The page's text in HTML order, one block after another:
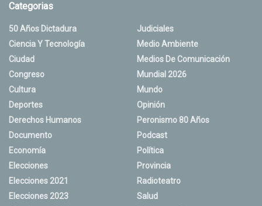
Categorias
50 Años Dictadura
Ciencia Y Tecnología
Ciudad
Congreso
Cultura
Deportes
Derechos Humanos
Documento
Economía
Elecciones
Elecciones 2021
Elecciones 2023
Judiciales
Medio Ambiente
Medios De Comunicación
Mundial 2026
Mundo
Opinión
Peronismo 80 Años
Podcast
Política
Provincia
Radioteatro
Salud